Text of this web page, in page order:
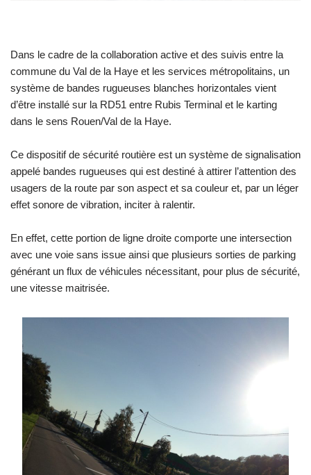
Dans le cadre de la collaboration active et des suivis entre la
commune du Val de la Haye et les services métropolitains, un
système de bandes rugueuses blanches horizontales vient
d’être installé sur la RD51 entre Rubis Terminal et le karting
dans le sens Rouen/Val de la Haye.
Ce dispositif de sécurité routière est un système de signalisation
appelé bandes rugueuses qui est destiné à attirer l’attention des
usagers de la route par son aspect et sa couleur et, par un léger
effet sonore de vibration, inciter à ralentir.
En effet, cette portion de ligne droite comporte une intersection
avec une voie sans issue ainsi que plusieurs sorties de parking
générant un flux de véhicules nécessitant, pour plus de sécurité,
une vitesse maitrisée.